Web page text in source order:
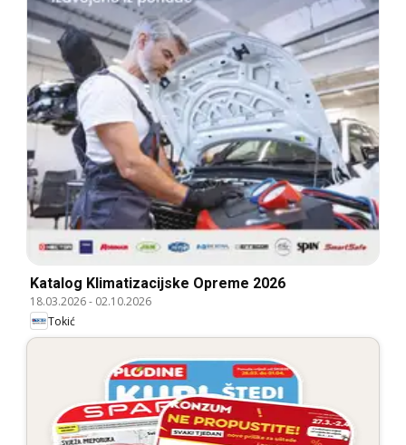
Katalog Klimatizacijske Opreme 2026
18.03.2026- 02.10.2026
Tokić